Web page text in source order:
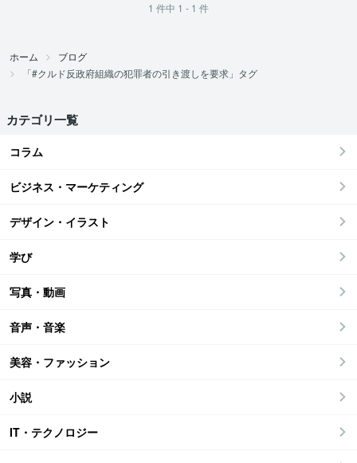
1 件中 1 - 1 件
ホーム
ブログ
「#クルド反政府組織の犯罪者の引き渡しを要求」タグ
カテゴリ一覧
コラム
ビジネス・マーケティング
デザイン・イラスト
学び
写真・動画
音声・音楽
美容・ファッション
小説
IT・テクノロジー